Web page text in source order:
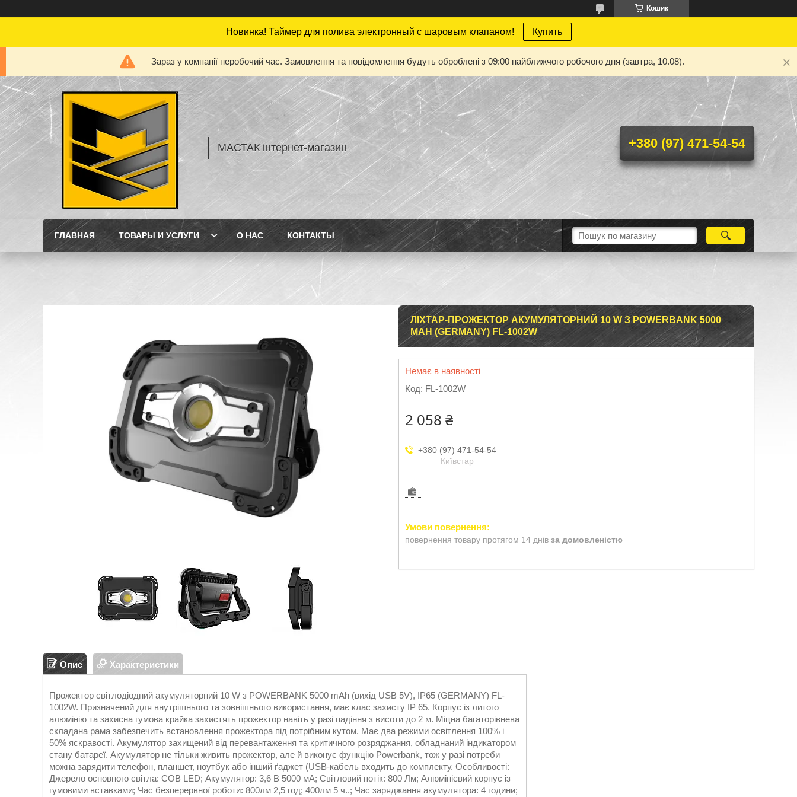
Кошик
Новинка! Таймер для полива электронный с шаровым клапаном! Купить
Зараз у компанії неробочий час. Замовлення та повідомлення будуть оброблені з 09:00 найближчого робочого дня (завтра, 10.08).
МАСТАК інтернет-магазин +380 (97) 471-54-54
ГЛАВНАЯ ТОВАРЫ И УСЛУГИ О НАС КОНТАКТЫ
ЛІХТАР-ПРОЖЕКТОР АКУМУЛЯТОРНИЙ 10 W З POWERBANK 5000
MAH (GERMANY) FL-1002W
Немає в наявності
Код: FL-1002W
2 058 ₴
+380 (97) 471-54-54
Київстар
повернення товару протягом 14 днів за домовленістю
Опис Характеристики
Прожектор світлодіодний акумуляторний 10 W з POWERBANK 5000 mAh (вихід USB 5V), IP65 (GERMANY) FL-
1002W. Призначений для внутрішнього та зовнішнього використання, має клас захисту IP 65. Корпус із литого
алюмінію та захисна гумова крайка захистять прожектор навіть у разі падіння з висоти до 2 м. Міцна багаторівнева
складана рама забезпечить встановлення прожектора під потрібним кутом. Має два режими освітлення 100% і
50% яскравості. Акумулятор захищений від перевантаження та критичного розряджання, обладнаний індикатором
стану батареї. Акумулятор не тільки живить прожектор, але й виконує функцію Powerbank, тож у разі потреби
можна зарядити телефон, планшет, ноутбук або інший ґаджет (USB-кабель входить до комплекту. Особливості:
Джерело основного світла: COB LED; Акумулятор: 3,6 В 5000 мА; Світловий потік: 800 Лм; Алюмінієвий корпус із
гумовими вставками; Час безперервної роботи: 800лм 2,5 год; 400лм 5 ч..; Час заряджання акумулятора: 4 години;